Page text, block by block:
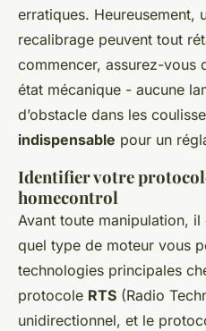
erratiques. Heureusement,
recalibrage peuvent tout
commencer, assurez-vous
état mécanique - aucune
d’obstacle dans les
indispensable pour un
Identifier votre
homecontrol
Avant toute manipulation,
quel type de moteur vous
technologies principales
protocole RTS (Radio
unidirectionnel, et le